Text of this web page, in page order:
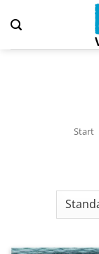
Inhalt
springen
Start